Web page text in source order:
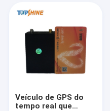
Veículo de GPS do
tempo real que